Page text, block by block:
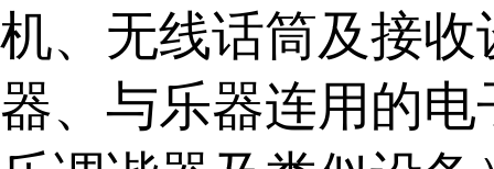
机、无线话筒及接
器、与乐器连用的